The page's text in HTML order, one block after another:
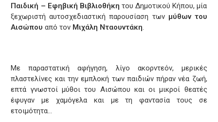
Παιδική – Εφηβική Βιβλιοθήκη του Δημοτικού Κήπου, μία
ξεχωριστή αυτοσχεδιαστική παρουσίαση των μύθων του
Αισώπου από τον Μιχάλη Νταουντάκη.
Με παραστατική αφήγηση, λίγο ακορντεόν, μερικές
πλαστελίνες και την εμπλοκή των παιδιών πήραν νέα ζωή,
επτά γνωστοί μύθοι του Αισώπου και οι μικροί θεατές
έφυγαν με χαμόγελα και με τη φαντασία τους σε
ετοιμότητα…